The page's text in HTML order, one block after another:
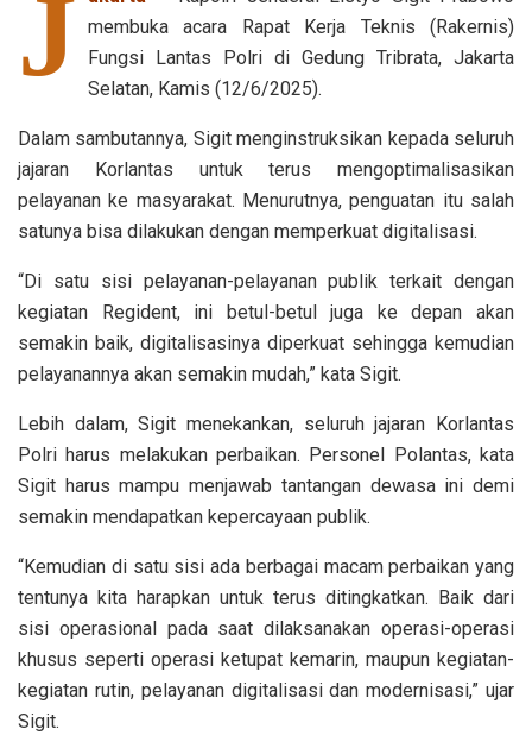
J membuka acara Rapat Kerja Teknis (Rakernis)
Fungsi Lantas Polri di Gedung Tribrata, Jakarta
Selatan, Kamis (12/6/2025).
Dalam sambutannya, Sigit menginstruksikan kepada seluruh
jajaran Korlantas untuk terus mengoptimalisasikan
pelayanan ke masyarakat. Menurutnya, penguatan itu salah
satunya bisa dilakukan dengan memperkuat digitalisasi.
“Di satu sisi pelayanan-pelayanan publik terkait dengan
kegiatan Regident, ini betul-betul juga ke depan akan
semakin baik, digitalisasinya diperkuat sehingga kemudian
pelayanannya akan semakin mudah,” kata Sigit.
Lebih dalam, Sigit menekankan, seluruh jajaran Korlantas
Polri harus melakukan perbaikan. Personel Polantas, kata
Sigit harus mampu menjawab tantangan dewasa ini demi
semakin mendapatkan kepercayaan publik.
“Kemudian di satu sisi ada berbagai macam perbaikan yang
tentunya kita harapkan untuk terus ditingkatkan. Baik dari
sisi operasional pada saat dilaksanakan operasi-operasi
khusus seperti operasi ketupat kemarin, maupun kegiatan-
kegiatan rutin, pelayanan digitalisasi dan modernisasi,” ujar
Sigit.